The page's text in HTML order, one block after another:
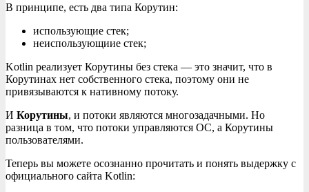
В принципе, есть два типа Корутин:
использующие стек;
неиспользующиие стек;
Kotlin реализует Корутины без стека — это значит, что в
Корутинах нет собственного стека, поэтому они не
привязываются к нативному потоку.
И Корутины, и потоки являются многозадачными. Но
разница в том, что потоки управляются ОС, а Корутины
пользователями.
Теперь вы можете осознанно прочитать и понять выдержку с
официального сайта Kotlin: